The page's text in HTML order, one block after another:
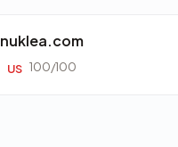
nuklea.com
US 100/100